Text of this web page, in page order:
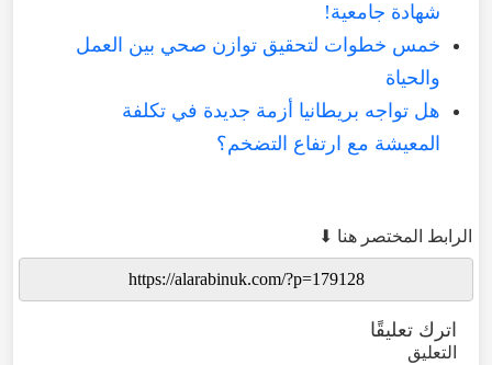
شهادة جامعية!
خمس خطوات لتحقيق توازن صحي بين العمل
والحياة
هل تواجه بريطانيا أزمة جديدة في تكلفة
المعيشة مع ارتفاع التضخم؟
الرابط المختصر هنا ⬇
اترك تعليقًا
التعليق